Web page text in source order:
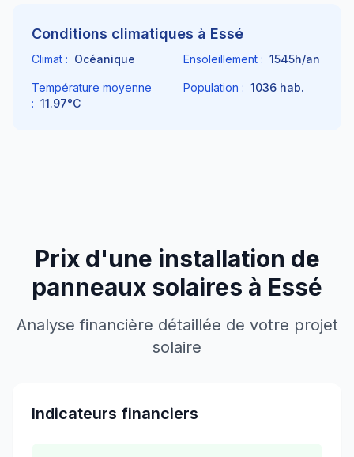
Conditions climatiques à Essé
Climat : Océanique Ensoleillement : 1545h/an
Température moyenne
: 11.97°C
Population : 1036 hab.
Prix d'une installation de
panneaux solaires à Essé
Analyse financière détaillée de votre projet
solaire
Indicateurs financiers